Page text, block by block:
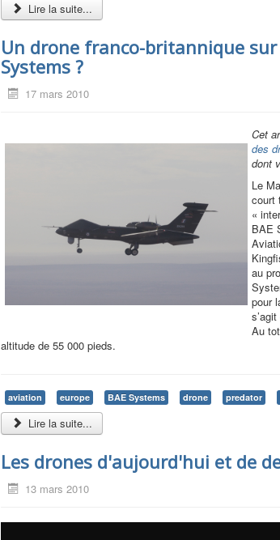
Lire la suite...
Un drone franco-britannique
Systems ?
17 mars 2010
Cet
des
dont
Le
court
«
BAE
au
pour
Au
altitude de 55 000 pieds.
aviation europe BAE Systems drone predator
Lire la suite...
Les drones d'aujourd'hui et de
13 mars 2010